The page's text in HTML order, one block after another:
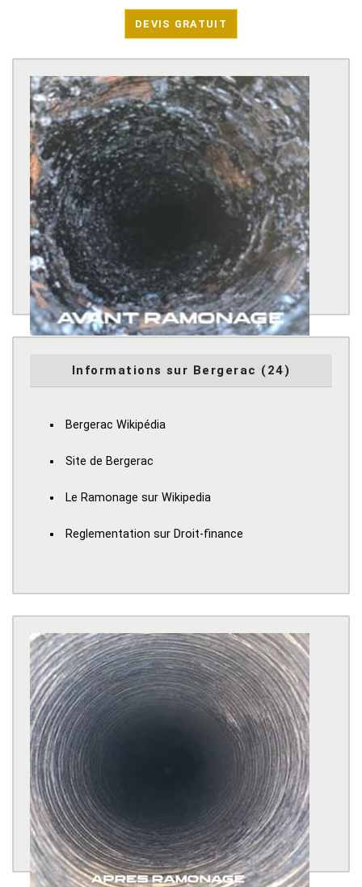
DEVIS GRATUIT
Informations sur Bergerac (24)
Bergerac Wikipédia
Site de Bergerac
Le Ramonage sur Wikipedia
Reglementation sur Droit-finance